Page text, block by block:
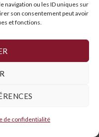
navigation ou les ID uniques sur
son consentement peut avoir
et fonctions.
de confidentialité